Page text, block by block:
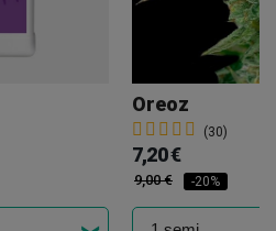
Oreoz
(30)
7,20 €
9,00 € -20%